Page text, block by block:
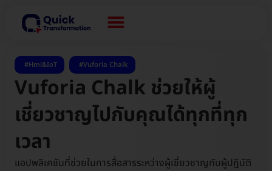
Hmi&IoT Vuforia Chalk
Vuforia Chalk ช่วยให้ผู้
เชี่ยวชาญไปกับคุณได้ทุกที่ทุก
เวลา
แอปพลิเคชันที่ช่วยในการสื่อสารระหว่างผู้เชี่ยวชาญกับผู้ปฏิบัติ